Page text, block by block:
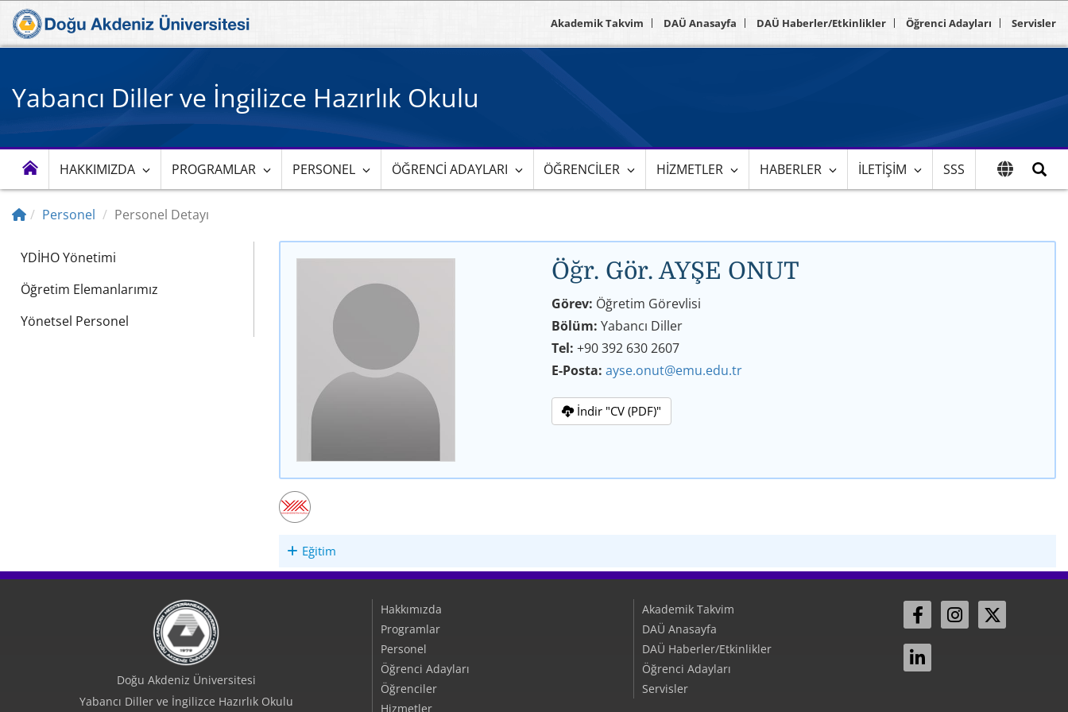
Akademik Takvim DAÜ Anasayfa DAÜ Haberler/Etkinlikler Öğrenci Adayları Servisler
Yabancı Diller ve İngilizce Hazırlık Okulu
HAKKIMIZDA PROGRAMLAR PERSONEL ÖĞRENCI ADAYLARI ÖĞRENCILER HIZMETLER HABERLER İLETIŞIM SSS
Personel Personel Detayı
YDİHO Yönetimi
Öğretim Elemanlarımız
Yönetsel Personel
Öğr. Gör. AYŞE ONUT
Görev: Öğretim Görevlisi
Bölüm:Yabancı Diller
Tel:+90 392 630 2607
E-Posta:ayse.onut@emu.edu.tr
İndir "CV (PDF)"
Eğitim
Doğu Akdeniz Üniversitesi
Yabancı Diller ve İngilizce Hazırlık Okulu
Hakkımızda
Programlar
Personel
Öğrenci Adayları
Öğrenciler
Hizmetler
Akademik Takvim
DAÜ Anasayfa
DAÜ Haberler/Etkinlikler
Öğrenci Adayları
Servisler